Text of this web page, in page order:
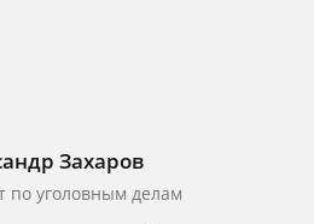
Захаров
по уголовным делам